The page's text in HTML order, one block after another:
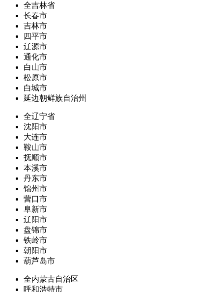
全吉林省
长春市
吉林市
四平市
辽源市
通化市
白山市
松原市
白城市
延边朝鲜族自治州
全辽宁省
沈阳市
大连市
鞍山市
抚顺市
本溪市
丹东市
锦州市
营口市
阜新市
辽阳市
盘锦市
铁岭市
朝阳市
葫芦岛市
全内蒙古自治区
呼和浩特市